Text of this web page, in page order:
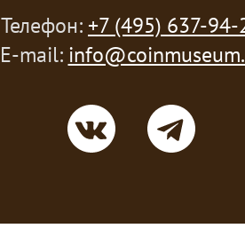
Телефон: +7 (495) 637-94-
E-mail: